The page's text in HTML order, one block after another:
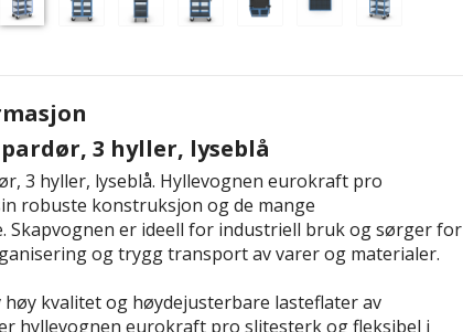
3 hyller, lyseblå
3 hyller, lyseblå. Hyllevognen eurokraft pro
robuste konstruksjon og de mange
Skapvognen er ideell for industriell bruk og sørger for
og trygg transport av varer og materialer.
høy kvalitet og høydejusterbare lasteflater av
hyllevognen eurokraft pro slitesterk og fleksibel i